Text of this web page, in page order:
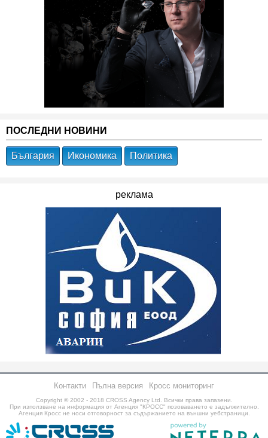
ПОСЛЕДНИ НОВИНИ
България Икономика Политика
реклама
Контакти Пълна версия Кросс мониторинг
Copyright © 2002 - 2018 CROSS Agency Ltd.
Всички права запазени.
При използване на информация от Агенция "КРОСС" позоваването е задължително.
Агенция Кросс не носи отговорност за съдържанието на външни уебстраници.